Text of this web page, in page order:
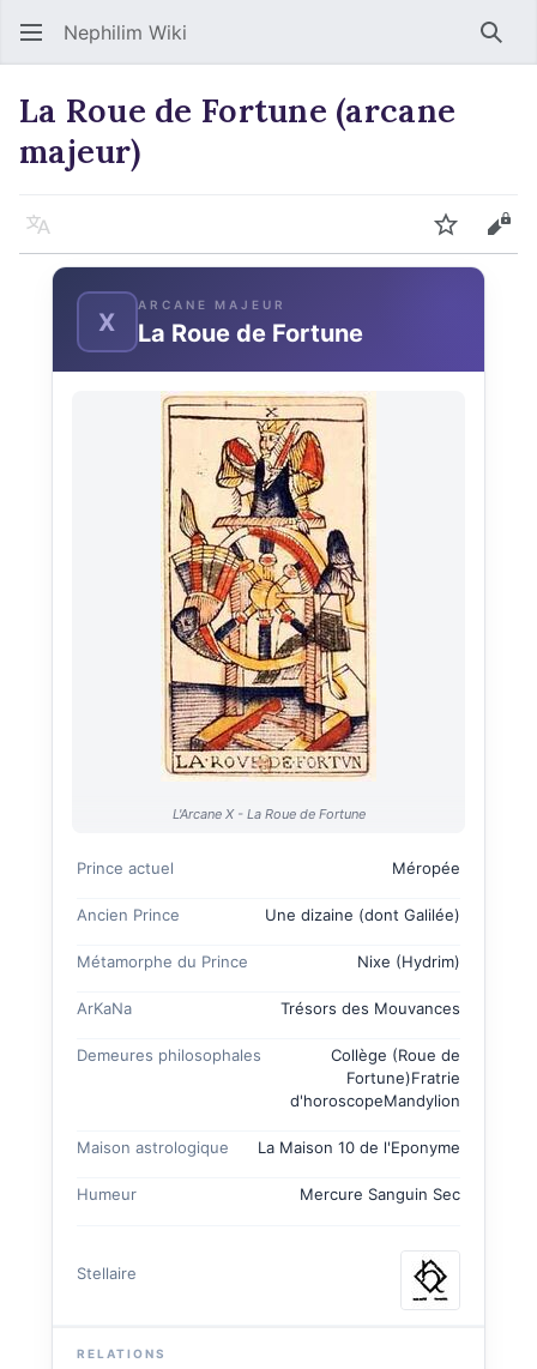
Nephilim Wiki
La Roue de Fortune (arcane
majeur)
Langue Suivre
X
ARCANE MAJEUR
La Roue de Fortune
L'Arcane X - La Roue de Fortune
Prince actuel Méropée
Ancien Prince Une dizaine (dont Galilée)
Métamorphe du Prince Nixe (Hydrim)
ArKaNa Trésors des Mouvances
Demeures philosophales
Collège (Roue de
Fortune)Fratrie
d'horoscopeMandylion
Maison astrologique La Maison 10 de l'Eponyme
Humeur Mercure Sanguin Sec
Stellaire
RELATIONS